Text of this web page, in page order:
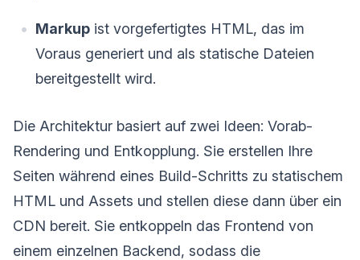
Markup ist vorgefertigtes HTML, das im
Voraus generiert und als statische Dateien
bereitgestellt wird.
Die Architektur basiert auf zwei Ideen: Vorab-
Rendering und Entkopplung. Sie erstellen Ihre
Seiten während eines Build-Schritts zu statischem
HTML und Assets und stellen diese dann über ein
CDN bereit. Sie entkoppeln das Frontend von
einem einzelnen Backend, sodass die